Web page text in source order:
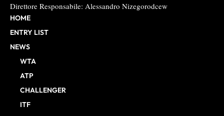
Direttore Responsabile: Alessandro Nizegorodcew
HOME
ENTRY LIST
NEWS
WTA
ATP
CHALLENGER
ITF